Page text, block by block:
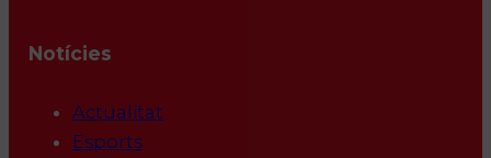
Notícies
Actualitat
Esports